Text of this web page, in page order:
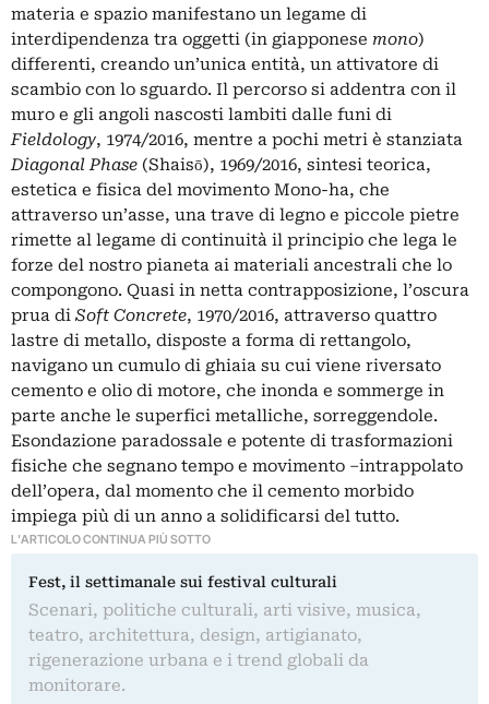
materia e spazio manifestano un legame di
interdipendenza tra oggetti (in giapponese mono)
differenti, creando un’unica entità, un attivatore di
scambio con lo sguardo. Il percorso si addentra con il
muro e gli angoli nascosti lambiti dalle funi di
Fieldology, 1974/2016, mentre a pochi metri è stanziata
Diagonal Phase (Shaisō), 1969/2016, sintesi teorica,
estetica e fisica del movimento Mono-ha, che
attraverso un’asse, una trave di legno e piccole pietre
rimette al legame di continuità il principio che lega le
forze del nostro pianeta ai materiali ancestrali che lo
compongono. Quasi in netta contrapposizione, l’oscura
prua di Soft Concrete, 1970/2016, attraverso quattro
lastre di metallo, disposte a forma di rettangolo,
navigano un cumulo di ghiaia su cui viene riversato
cemento e olio di motore, che inonda e sommerge in
parte anche le superfici metalliche, sorreggendole.
Esondazione paradossale e potente di trasformazioni
fisiche che segnano tempo e movimento –intrappolato
dell’opera, dal momento che il cemento morbido
impiega più di un anno a solidificarsi del tutto.
L'ARTICOLO CONTINUA PIÙ SOTTO
Fest, il settimanale sui festival culturali
Scenari, politiche culturali, arti visive, musica,
teatro, architettura, design, artigianato,
rigenerazione urbana e i trend globali da
monitorare.